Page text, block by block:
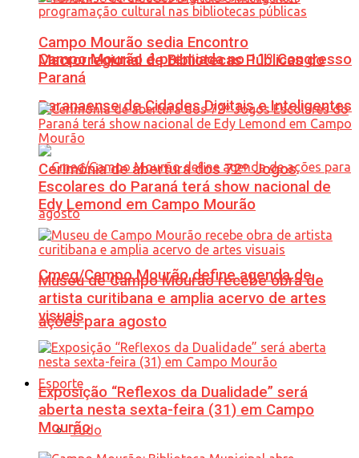
Campo Mourão é premiada no 11º Congresso
Paranaense de Cidades Digitais e Inteligentes
Cmeg/Campo Mourão define agenda de
ações para agosto
Esporte
Tudo
Campo Mourão sedia Encontro
Macrorregional de Bibliotecas Públicas do
Paraná
Cerimônia de abertura dos 72º Jogos
Escolares do Paraná terá show nacional de
Edy Lemond em Campo Mourão
Museu de Campo Mourão recebe obra de
artista curitibana e amplia acervo de artes
visuais
Exposição “Reflexos da Dualidade” será
aberta nesta sexta-feira (31) em Campo
Mourão